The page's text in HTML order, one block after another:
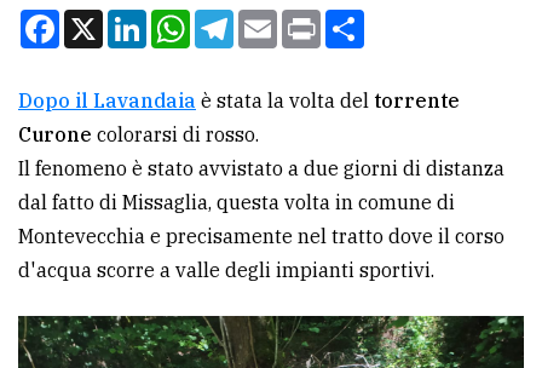
Scrivici
la
tua
pubblicità
CERCA
per
Facebook
X LinkedInWhatsApp
Telegram
EmailPrint
Dopo il Lavandaia è stata la volta del torrente
Curone colorarsi di rosso.
Il fenomeno è stato avvistato a due giorni di distanza
dal fatto di Missaglia, questa volta in comune di
Montevecchia e precisamente nel tratto dove il corso
d'acqua scorre a valle degli impianti sportivi.